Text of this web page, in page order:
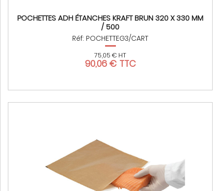
POCHETTES ADH ÉTANCHES KRAFT BRUN 320 X 330 MM
/ 500
Réf: POCHETTEG3/CART
75,05 € HT
90,06 € TTC